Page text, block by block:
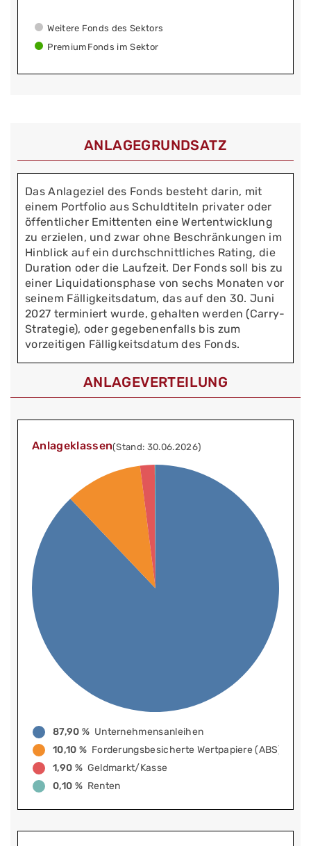
Weitere Fonds des Sektors
PremiumFonds im Sektor
ANLAGEGRUNDSATZ
Das Anlageziel des Fonds besteht darin, mit
einem Portfolio aus Schuldtiteln privater oder
öffentlicher Emittenten eine Wertentwicklung
zu erzielen, und zwar ohne Beschränkungen im
Hinblick auf ein durchschnittliches Rating, die
Duration oder die Laufzeit. Der Fonds soll bis zu
einer Liquidationsphase von sechs Monaten vor
seinem Fälligkeitsdatum, das auf den 30. Juni
2027 terminiert wurde, gehalten werden (Carry-
Strategie), oder gegebenenfalls bis zum
vorzeitigen Fälligkeitsdatum des Fonds.
ANLAGEVERTEILUNG
Anlageklassen(Stand: 30.06.2026)
87,90 % Unternehmensanleihen
10,10 % Forderungsbesicherte Wertpapiere (ABS)
1,90 % Geldmarkt/Kasse
0,10 % Renten